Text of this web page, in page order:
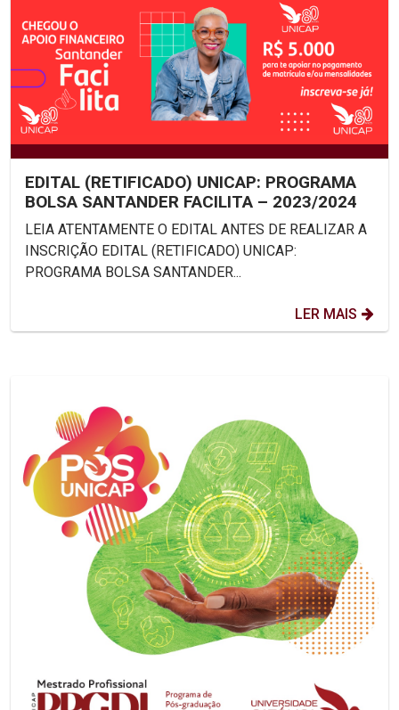
EDITAL (RETIFICADO) UNICAP: PROGRAMA
BOLSA SANTANDER FACILITA – 2023/2024
LEIA ATENTAMENTE O EDITAL ANTES DE REALIZAR A
INSCRIÇÃO EDITAL (RETIFICADO) UNICAP:
PROGRAMA BOLSA SANTANDER...
LER MAIS